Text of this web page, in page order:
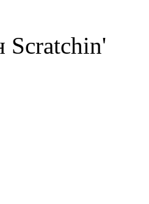
Scratchin'